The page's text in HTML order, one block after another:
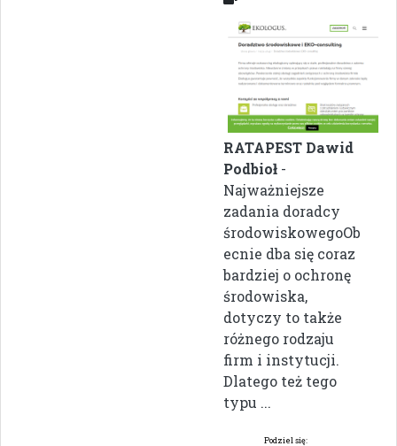
RATAPEST Dawid
Podbioł -
Najważniejsze
zadania doradcy
środowiskowegoOb
ecnie dba się coraz
bardziej o ochronę
środowiska,
dotyczy to także
różnego rodzaju
firm i instytucji.
Dlatego też tego
typu ...
Podziel się: